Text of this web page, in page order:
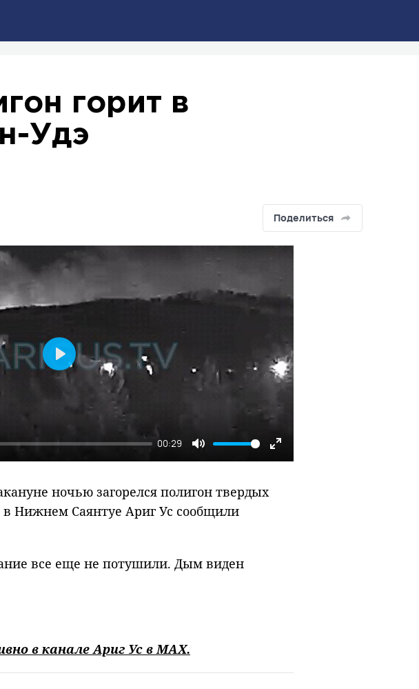
горит в
Удэ
Поделиться
00:29
Mute
Enter
Play
ночью загорелся полигон твердых
Нижнем Саянтуе Ариг Ус сообщили
все еще не потушили. Дым виден
в канале Ариг Ус вMAХ.